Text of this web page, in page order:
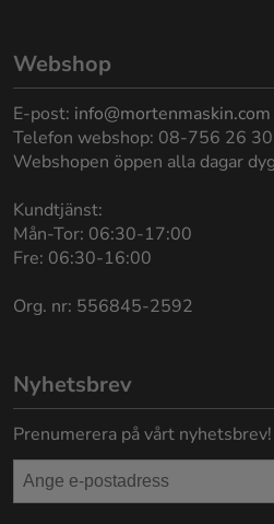
Webshop
E-post: info@mortenmaskin.com
Telefon webshop: 08-756 26 30
Webshopen öppen alla dagar
Kundtjänst:
Mån-Tor: 06:30-17:00
Fre: 06:30-16:00
Org. nr: 556845-2592
Nyhetsbrev
Prenumerera på vårt nyhetsbrev!